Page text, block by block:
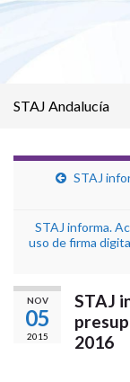
STAJ Andalucía
STAJ
STAJ informa.
uso de firma
NOV
05
2015
STAJ
2016